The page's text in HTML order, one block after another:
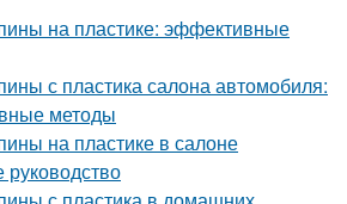
на пластике: эффективные
с пластика салона автомобиля:
методы
на пластике в салоне